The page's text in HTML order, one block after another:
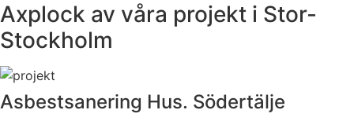
Axplock av våra projekt i Stor-
Stockholm
Asbestsanering Hus. Södertälje